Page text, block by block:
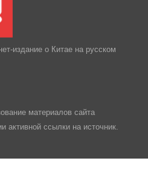
издание о Китае на русском
материалов сайта
активной ссылки на источник.